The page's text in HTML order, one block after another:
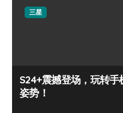
三星
S24+震撼登场，玩转手
姿势！